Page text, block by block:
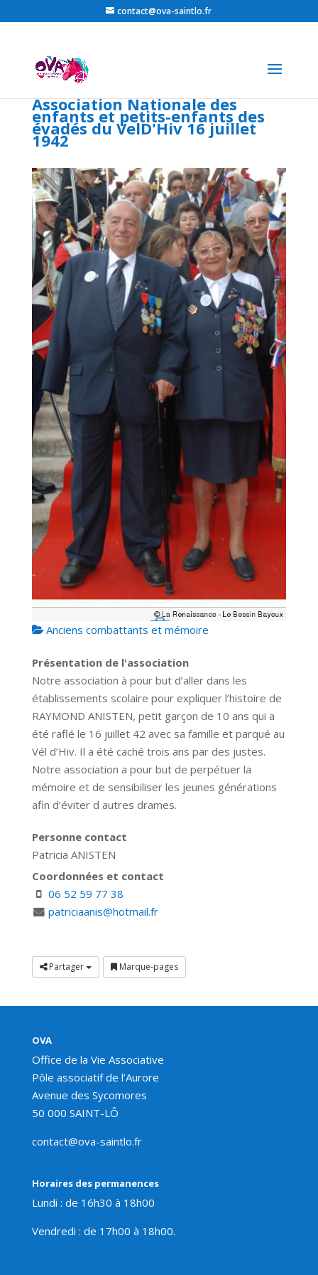
contact@ova-saintlo.fr
Association Nationale des
enfants et petits-enfants des
évadés du VelD'Hiv 16 juillet
1942
Anciens combattants et mémoire
Présentation de l'association
Notre association à pour but d’aller dans les
établissements scolaire pour expliquer l’histoire de
RAYMOND ANISTEN, petit garçon de 10 ans qui a
été raflé le 16 juillet 42 avec sa famille et parqué au
Vél d’Hiv. Il a été caché trois ans par des justes.
Notre association a pour but de perpétuer la
mémoire et de sensibiliser les jeunes générations
afin d’éviter d autres drames.
Personne contact
Patricia ANISTEN
Coordonnées et contact
06 52 59 77 38
patriciaanis@hotmail.fr
Partager Marque-pages
OVA
Office de la Vie Associative
Pôle associatif de l’Aurore
Avenue des Sycomores
50 000 SAINT-LÔ
contact@ova-saintlo.fr
Horaires des permanences
Lundi : de 16h30 à 18h00
Vendredi : de 17h00 à 18h00.